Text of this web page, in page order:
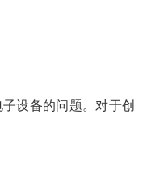
设备的问题。对于创